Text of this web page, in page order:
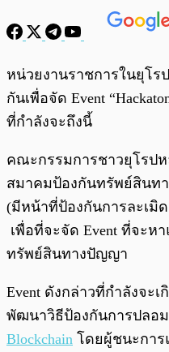
หน่วยงานราชการในยุโร
กันเพื่อจัด Event
ที่กำลังจะถึงนี้
คณะกรรมการชาวยุโรป
สมาคมป้องกันทรัพย์สินท
(มีหน้าที่ป้องกันการละเมิ
เพื่อที่จะจัด Event ที่จะห
ทรัพย์สินทางปัญญา
Event ดังกล่าวที่กำลังจะ
พัฒนาวิธีป้องกันการปลอ
Blockchain โดยผู้ชนะการ